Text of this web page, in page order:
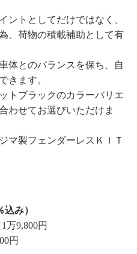
ントとしてだけではなく、
、荷物の積載補助として有
体とのバランスを保ち、自
きます。
トブラックのカラーバリエ
わせてお選びいただけま
マ製フェンダーレスＫＩＴ
み）
万9,800円
円